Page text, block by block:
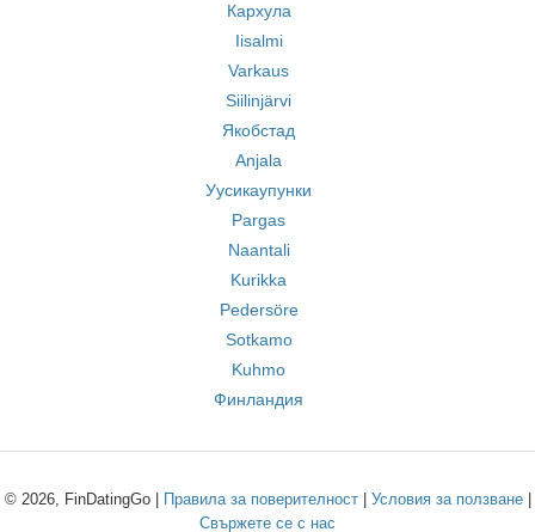
Кархула
Iisalmi
Varkaus
Siilinjärvi
Якобстад
Anjala
Уусикаупунки
Pargas
Naantali
Kurikka
Pedersöre
Sotkamo
Kuhmo
Финландия
© 2026, FinDatingGo | Правила за поверителност| Условия за ползване|
Свържете се с нас